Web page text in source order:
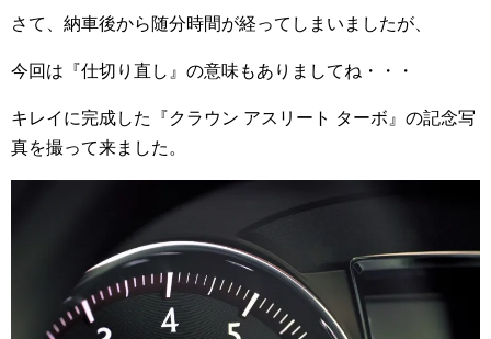
さて、納車後から随分時間が経ってしまいましたが、
今回は『仕切り直し』の意味もありましてね・・・
キレイに完成した『クラウン アスリート ターボ』の記念写
真を撮って来ました。